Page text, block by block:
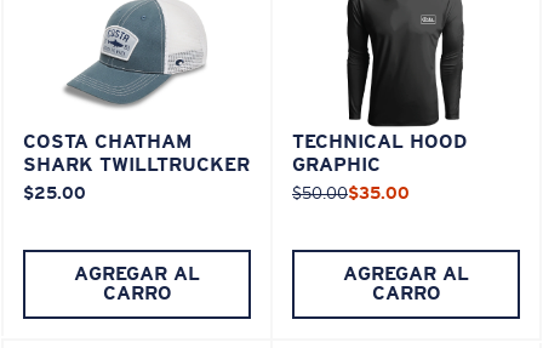
COSTA CHATHAM
SHARK TWILLTRUCKER
$25.00
AGREGAR AL
CARRO
TECHNICAL HOOD
GRAPHIC
$50.00$35.00
AGREGAR AL
CARRO